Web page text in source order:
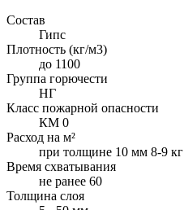
Состав
Гипс
Плотность (кг/м3)
до 1100
Группа горючести
НГ
Класс пожарной опасности
КМ 0
Расход на м²
при толщине 10 мм 8-9 кг
Время схватывания
не ранее 60
Толщина слоя